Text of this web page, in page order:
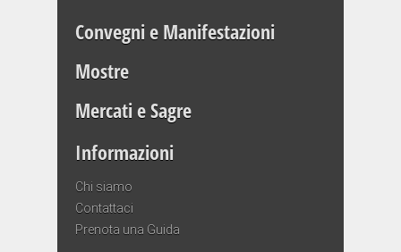
Convegni e Manifestazioni
Mostre
Mercati e Sagre
Informazioni
Chi siamo
Contattaci
Prenota una Guida